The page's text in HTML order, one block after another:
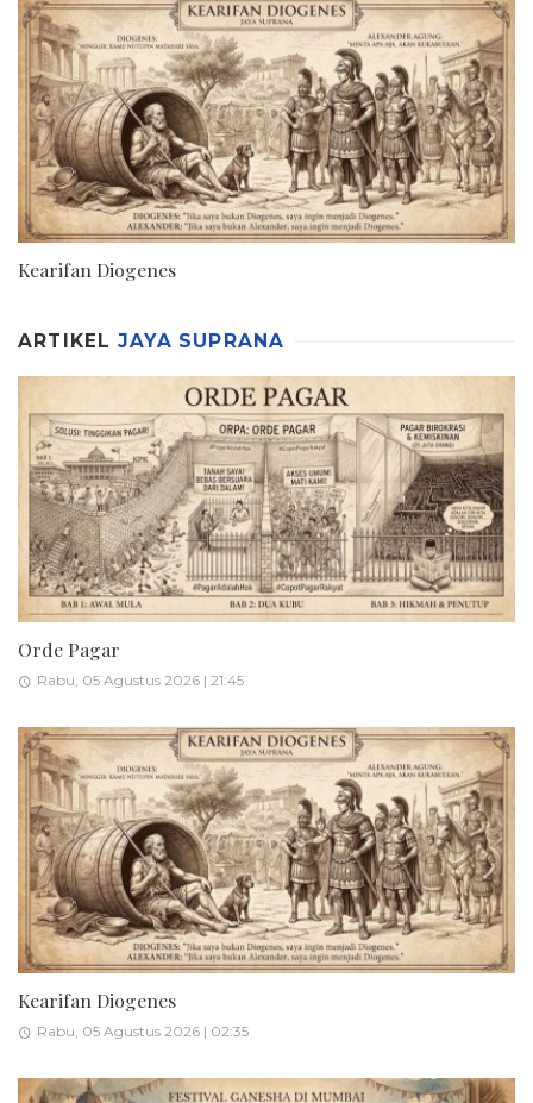
Kearifan Diogenes
ARTIKEL JAYA SUPRANA
Orde Pagar
Rabu, 05 Agustus 2026 | 21:45
Kearifan Diogenes
Rabu, 05 Agustus 2026 | 02:35